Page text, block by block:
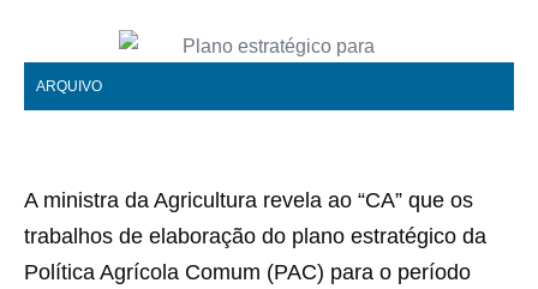
ARQUIVO
A ministra da Agricultura revela ao “CA” que os
trabalhos de elaboração do plano estratégico da
Política Agrícola Comum (PAC) para o período